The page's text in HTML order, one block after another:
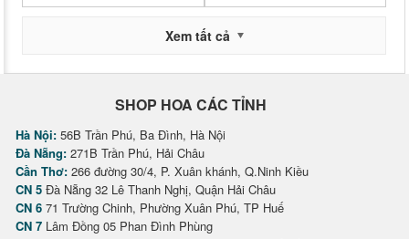
Xem tất cả
SHOP HOA CÁC TỈNH
Hà Nội: 56B Trần Phú, Ba Đình, Hà Nội
Đà Nẵng: 271B Trần Phú, Hải Châu
Cần Thơ: 266 đường 30/4, P. Xuân khánh, Q.Ninh Kiều
CN 5 Đà Nẵng 32 Lê Thanh Nghị, Quận Hải Châu
CN 6 71 Trường Chinh, Phường Xuân Phú, TP Huế
CN 7 Lâm Đồng 05 Phan Đình Phùng